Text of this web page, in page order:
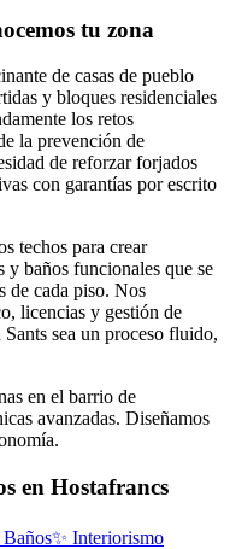
tu zona
de casas de pueblo
y bloques residenciales
los retos
la prevención de
de reforzar forjados
con garantías por escrito
techos para crear
y baños funcionales que se
de cada piso. Nos
licencias y gestión de
sea un proceso fluido,
en el barrio de
avanzadas. Diseñamos
en Hostafrancs
✨ Interiorismo